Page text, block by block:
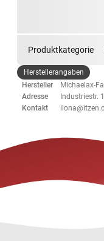
Produktkategorie
Herstellerangaben
Hersteller
Michaelax-
Adresse
Industriestr.
Kontakt